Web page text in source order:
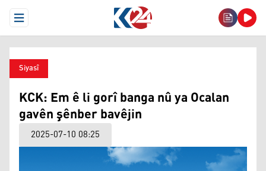
Open Menu
Siyasî
KCK: Em ê li gorî banga nû ya Ocalan
gavên şênber bavêjin
2025-07-10 08:25